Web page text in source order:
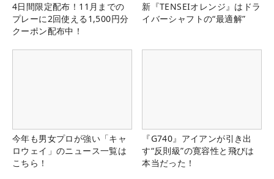
4日間限定配布！11月までの
プレーに2回使える1,500円分
クーポン配布中！
新『TENSEIオレンジ』はドラ
イバーシャフトの“最適解”
今年も男女プロが強い「キャ
ロウェイ」のニュース一覧は
こちら！
『G740』アイアンが引き出
す“反則級”の寛容性と飛びは
本当だった！